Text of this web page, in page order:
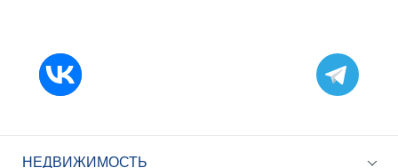
НЕДВИЖИМОСТЬ